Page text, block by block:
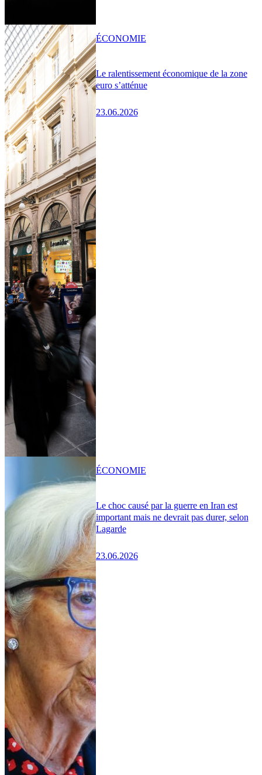
Le ralentissement économique de la zone
euro s’atténue
23.06.2026
ÉCONOMIE
Le choc causé par la guerre en Iran est
important mais ne devrait pas durer, selon
Lagarde
23.06.2026
ÉCONOMIE